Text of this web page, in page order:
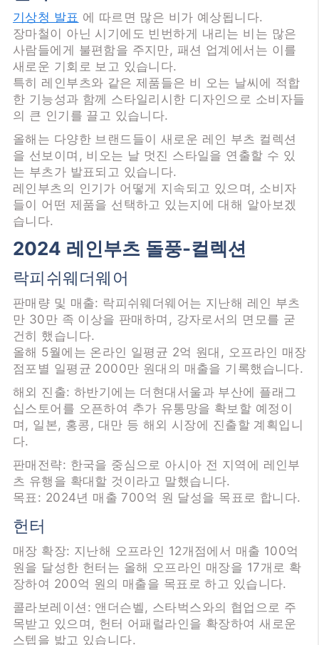
기상청 발표 에 따르면 많은 비가 예상됩니다.
장마철이 아닌 시기에도 빈번하게 내리는 비는 많은
사람들에게 불편함을 주지만, 패션 업계에서는 이를
새로운 기회로 보고 있습니다.
특히 레인부츠와 같은 제품들은 비 오는 날씨에 적합
한 기능성과 함께 스타일리시한 디자인으로 소비자들
의 큰 인기를 끌고 있습니다.
올해는 다양한 브랜드들이 새로운 레인 부츠 컬렉션
을 선보이며, 비오는 날 멋진 스타일을 연출할 수 있
는 부츠가 발표되고 있습니다.
레인부츠의 인기가 어떻게 지속되고 있으며, 소비자
들이 어떤 제품을 선택하고 있는지에 대해 알아보겠
습니다.
2024 레인부츠 돌풍-컬렉션
락피쉬웨더웨어
판매량 및 매출: 락피쉬웨더웨어는 지난해 레인 부츠
만 30만 족 이상을 판매하며, 강자로서의 면모를 굳
건히 했습니다.
올해 5월에는 온라인 일평균 2억 원대, 오프라인 매장
점포별 일평균 2000만 원대의 매출을 기록했습니다.
해외 진출: 하반기에는 더현대서울과 부산에 플래그
십스토어를 오픈하여 추가 유통망을 확보할 예정이
며, 일본, 홍콩, 대만 등 해외 시장에 진출할 계획입니
다.
판매전략: 한국을 중심으로 아시아 전 지역에 레인부
츠 유행을 확대할 것이라고 말했습니다.
목표: 2024년 매출 700억 원 달성을 목표로 합니다.
헌터
매장 확장: 지난해 오프라인 12개점에서 매출 100억
원을 달성한 헌터는 올해 오프라인 매장을 17개로 확
장하여 200억 원의 매출을 목표로 하고 있습니다.
콜라보레이션: 앤더슨벨, 스타벅스와의 협업으로 주
목받고 있으며, 헌터 어패럴라인을 확장하여 새로운
스텝을 밟고 있습니다.